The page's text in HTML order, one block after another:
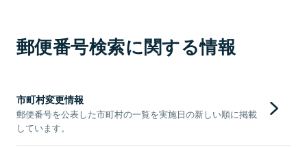
郵便番号検索に関する情報
市町村変更情報
郵便番号を公表した市町村の一覧を実施日の新しい順に掲載
しています。